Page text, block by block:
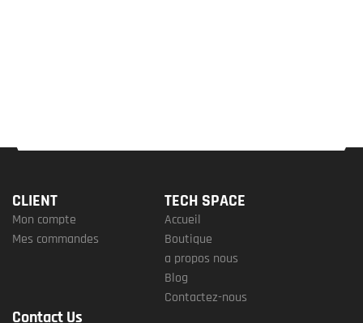
CLIENT
Mon compte
Mes commandes
TECH SPACE
Accueil
Boutique
a propos nous
Blog
Contactez-nous
Contact Us